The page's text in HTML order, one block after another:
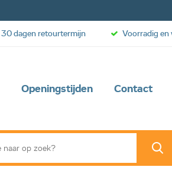
Openingstijden Contact
30 dagen retourtermijn Voorradig en